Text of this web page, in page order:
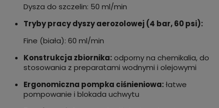
Dysza do szczelin: 50 ml/min
Tryby pracy dyszy aerozolowej (4 bar, 60 psi):
Fine (biała): 60 ml/min
Konstrukcja zbiornika:odporny na chemikalia, do
stosowania z preparatami wodnymi i olejowymi
Ergonomiczna pompka ciśnieniowa:łatwe
pompowanie i blokada uchwytu